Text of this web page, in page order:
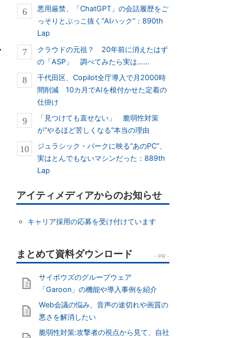
悪用厳禁、「ChatGPT」の会話履歴をご
っそりとぶっこ抜く“AIハック”：890th
Lap
クラウドの元祖？ 20年前に消えたはず
の「ASP」 調べてみたら実は……
千代田区、Copilot全庁導入で月2000時
間削減 10カ月でAIを根付かせた定着の
仕掛け
「見つけても直せない」 脆弱性対策
が“やるほど苦しくなる”本当の理由
ジュラシック・パークに映る“あのPC”、
実はとんでもないマシンだった：889th
Lap
アイティメディアからのお知らせ
キャリア採用の応募を受け付けています
サイボウズのグループウェア
「Garoon」の機能や導入事例を紹介
Web会議の悩み、音声の途切れや画質の
悪さを解消したい
脆弱性対策:攻撃者の視点から見て、自社